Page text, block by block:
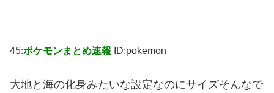
45:ポケモンまとめ速報 ID:pokemon
大地と海の化身みたいな設定なのにサイズそんなで